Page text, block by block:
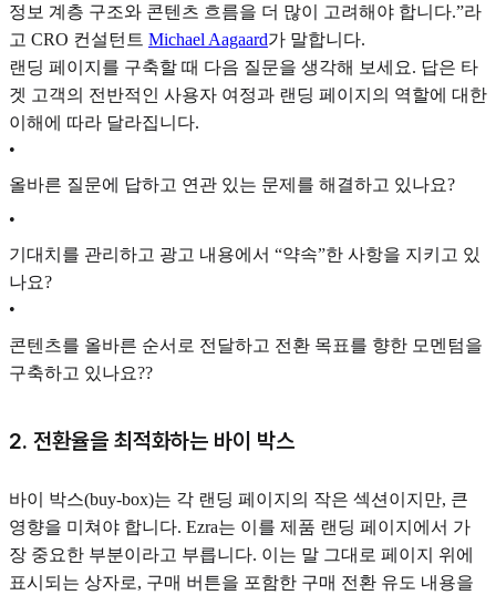
정보 계층 구조와 콘텐츠 흐름을 더 많이 고려해야 합니다.”라
고 CRO 컨설턴트 Michael Aagaard가 말합니다.
랜딩 페이지를 구축할 때 다음 질문을 생각해 보세요. 답은 타
겟 고객의 전반적인 사용자 여정과 랜딩 페이지의 역할에 대한
이해에 따라 달라집니다.
•
올바른 질문에 답하고 연관 있는 문제를 해결하고 있나요?
•
기대치를 관리하고 광고 내용에서 “약속”한 사항을 지키고 있
나요?
•
콘텐츠를 올바른 순서로 전달하고 전환 목표를 향한 모멘텀을
구축하고 있나요??
2. 전환율을 최적화하는 바이 박스
바이 박스(buy-box)는 각 랜딩 페이지의 작은 섹션이지만, 큰
영향을 미쳐야 합니다. Ezra는 이를 제품 랜딩 페이지에서 가
장 중요한 부분이라고 부릅니다. 이는 말 그대로 페이지 위에
표시되는 상자로, 구매 버튼을 포함한 구매 전환 유도 내용을